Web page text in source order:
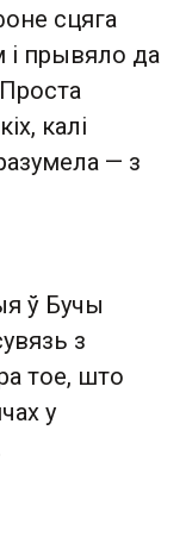
сцяга
і прывяло да
калі
— з
ў Бучы
з
тое, што
у